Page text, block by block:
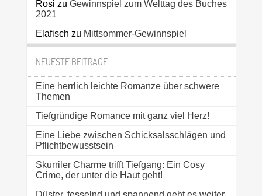
Rosi zu Gewinnspiel zum Welttag des Buches
2021
Elafisch zu Mittsommer-Gewinnspiel
NEUESTE BEITRÄGE
Eine herrlich leichte Romanze über schwere
Themen
Tiefgründige Romance mit ganz viel Herz!
Eine Liebe zwischen Schicksalsschlägen und
Pflichtbewusstsein
Skurriler Charme trifft Tiefgang: Ein Cosy
Crime, der unter die Haut geht!